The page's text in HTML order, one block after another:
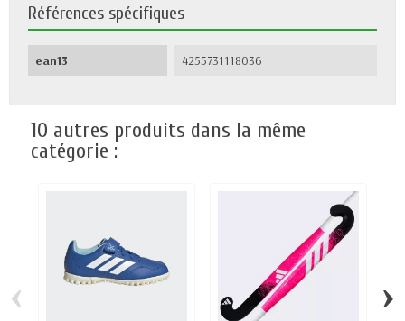
Références spécifiques
ean13 4255731118036
10 autres produits dans la même
catégorie :
‹ ›